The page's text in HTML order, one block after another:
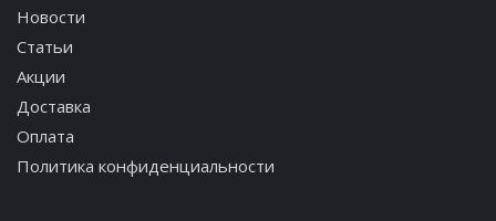
Новости
Статьи
Акции
Доставка
Оплата
Политика конфиденциальности